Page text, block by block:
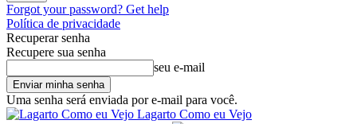
Forgot your password? Get help
Política de privacidade
Recuperar senha
Recupere sua senha
seu e-mail
Uma senha será enviada por e-mail para você.
Lagarto Como eu Vejo